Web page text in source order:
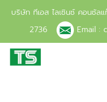
บริษัท ทีเอส ไลเซินซ์ คอนซัล
2736
Email :